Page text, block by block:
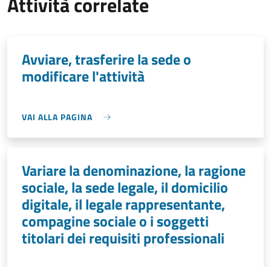
Avviare, trasferire la sede o
modificare l'attività
VAI ALLA PAGINA
Variare la denominazione, la ragione
sociale, la sede legale, il domicilio
digitale, il legale rappresentante,
compagine sociale o i soggetti
titolari dei requisiti professionali